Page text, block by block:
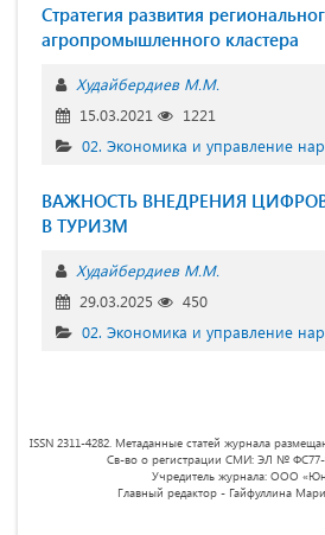
Стратегия развития
агропромышленного кластера
Худайбердиев М.М.
15.03.2021
1221
02. Экономика и управление
ВАЖНОСТЬ ВНЕДРЕНИЯ
В ТУРИЗМ
Худайбердиев М.М.
29.03.2025
450
02. Экономика и управление
ISSN 2311-4282. Метаданные статей журнала
Св-во о регистрации СМИ: ЭЛ № ФС77-
Учредитель журнала: ООО
Главный редактор - Гайфуллина